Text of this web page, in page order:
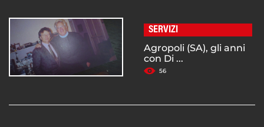
SERVIZI
Agropoli (SA), gli anni
con Di ...
56